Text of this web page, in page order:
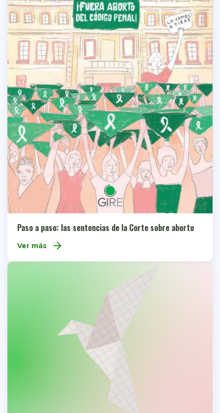
Paso a paso: las sentencias de la Corte sobre aborto
Ver más arrow_forward